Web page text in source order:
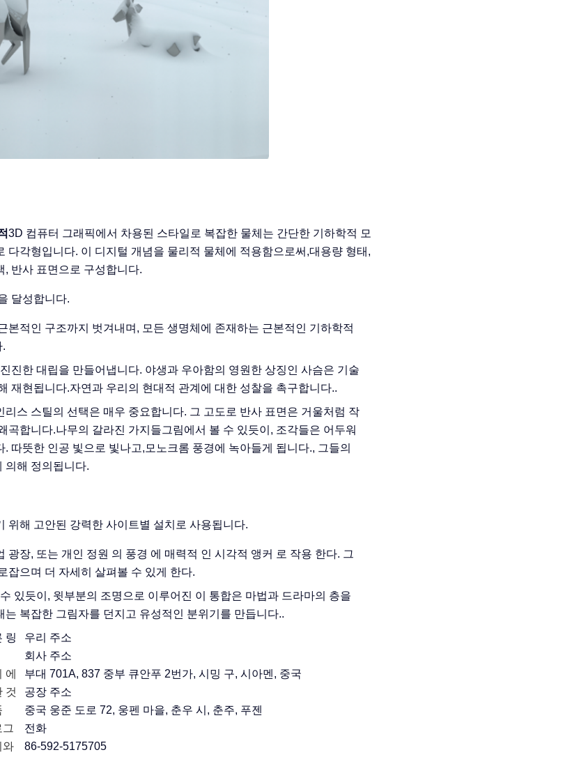
3D 컴퓨터 그래픽에서 차용된 스타일로 복잡한 물체는 간단한 기하학적 모
다각형입니다. 이 디지털 개념을 물리적 물체에 적용함으로써,대용량 형태,
, 반사 표면으로 구성합니다.
달성합니다.
본적인 구조까지 벗겨내며, 모든 생명체에 존재하는 근본적인 기하학적
.
진한 대립을 만들어냅니다. 야생과 우아함의 영원한 상징인 사슴은 기술
재현됩니다.자연과 우리의 현대적 관계에 대한 성찰을 촉구합니다..
리스 스틸의 선택은 매우 중요합니다. 그 고도로 반사 표면은 거울처럼 작
곡합니다.나무의 갈라진 가지들그림에서 볼 수 있듯이, 조각들은 어두워
따뜻한 인공 빛으로 빛나고,모노크롬 풍경에 녹아들게 됩니다., 그들의
의해 정의됩니다.
위해 고안된 강력한 사이트별 설치로 사용됩니다.
광장, 또는 개인 정원 의 풍경 에 매력적 인 시각적 앵커 로 작용 한다. 그
잡으며 더 자세히 살펴볼 수 있게 한다.
있듯이, 윗부분의 조명으로 이루어진 이 통합은 마법과 드라마의 층을
는 복잡한 그림자를 던지고 유성적인 분위기를 만듭니다..
링
에
것
그
와
우리 주소
회사 주소
부대 701A, 837 중부 큐안푸 2번가, 시밍 구, 시아멘, 중국
공장 주소
중국 웅준 도로 72, 웅펜 마을, 춘우 시, 춘주, 푸젠
전화
86-592-5175705